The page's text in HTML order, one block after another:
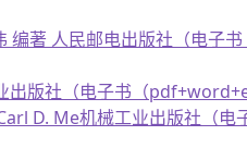
编著 人民邮电出版社（电
出版社（电子书（
D. Me机械工业出版社